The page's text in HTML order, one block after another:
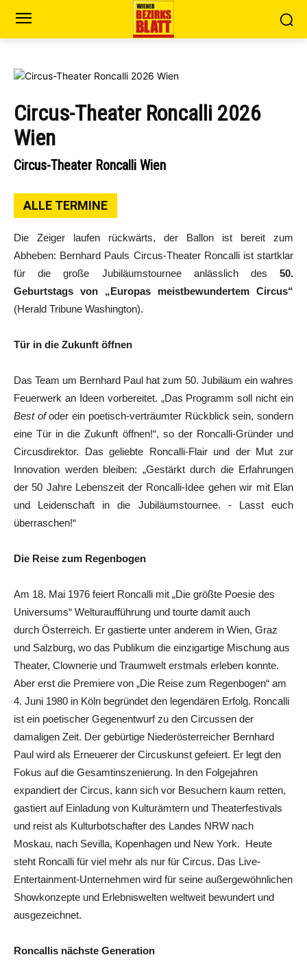
Circus-Theater Roncalli 2026
Wien
Circus-Theater Roncalli Wien
ALLE TERMINE
Die Zeiger laufen rückwärts, der Ballon ist bereit zum
Abheben: Bernhard Pauls Circus-Theater Roncalli ist startklar
für die große Jubiläumstournee anlässlich des 50.
Geburtstags von „Europas meistbewundertem Circus“
(Herald Tribune Washington).
Tür in die Zukunft öffnen
Das Team um Bernhard Paul hat zum 50. Jubiläum ein wahres
Feuerwerk an Ideen vorbereitet. „Das Programm soll nicht ein
Best ofoder ein poetisch-verträumter Rückblick sein, sondern
eine Tür in die Zukunft öffnen!“, so der Roncalli-Gründer und
Circusdirektor. Das geliebte Roncalli-Flair und der Mut zur
Innovation werden bleiben: „Gestärkt durch die Erfahrungen
der 50 Jahre Lebenszeit der Roncalli-Idee gehen wir mit Elan
und Leidenschaft in die Jubiläumstournee. - Lasst euch
überraschen!“
Die Reise zum Regenbogen
Am 18. Mai 1976 feiert Roncalli mit „Die größte Poesie des
Universums“ Welturaufführung und tourte damit auch
durch Österreich. Er gastierte unter anderem in Wien, Graz
und Salzburg, wo das Publikum die einzigartige Mischung aus
Theater, Clownerie und Traumwelt erstmals erleben konnte.
Aber erst die Premiere von „Die Reise zum Regenbogen“ am
4. Juni 1980 in Köln begründet den legendären Erfolg. Roncalli
ist ein poetischer Gegenentwurf zu den Circussen der
damaligen Zeit. Der gebürtige Niederösterreicher Bernhard
Paul wird als Erneuerer der Circuskunst gefeiert. Er legt den
Fokus auf die Gesamtinszenierung. In den Folgejahren
expandiert der Circus, kann sich vor Besuchern kaum retten,
gastiert auf Einladung von Kulturämtern und Theaterfestivals
und reist als Kulturbotschafter des Landes NRW nach
Moskau, nach Sevilla, Kopenhagen und New York. Heute
steht Roncalli für viel mehr als nur für Circus. Das Live-
Entertainment-Unternehmen wird für seine außergewöhnlichen
Showkonzepte und Erlebniswelten weltweit bewundert und
ausgezeichnet.
Roncallis nächste Generation